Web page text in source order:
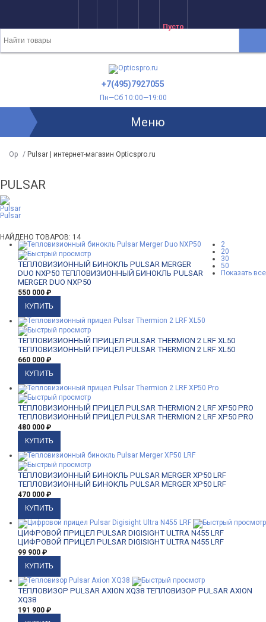
Пусто
+7(495)7927055
Пн—Сб 10:00—19:00
Меню
Op / Pulsar | интернет-магазин Opticspro.ru
PULSAR
Pulsar
Pulsar
НАЙДЕНО ТОВАРОВ: 14
2
20
30
50
Показать все
ТЕПЛОВИЗИОННЫЙ БИНОКЛЬ PULSAR MERGER
DUO NXP50 ТЕПЛОВИЗИОННЫЙ БИНОКЛЬ PULSAR
MERGER DUO NXP50
550 000 ₽
ТЕПЛОВИЗИОННЫЙ ПРИЦЕЛ PULSAR THERMION 2 LRF XL50
ТЕПЛОВИЗИОННЫЙ ПРИЦЕЛ PULSAR THERMION 2 LRF XL50
660 000 ₽
ТЕПЛОВИЗИОННЫЙ ПРИЦЕЛ PULSAR THERMION 2 LRF XP50 PRO
ТЕПЛОВИЗИОННЫЙ ПРИЦЕЛ PULSAR THERMION 2 LRF XP50 PRO
480 000 ₽
ТЕПЛОВИЗИОННЫЙ БИНОКЛЬ PULSAR MERGER XP50 LRF
ТЕПЛОВИЗИОННЫЙ БИНОКЛЬ PULSAR MERGER XP50 LRF
470 000 ₽
ЦИФРОВОЙ ПРИЦЕЛ PULSAR DIGISIGHT ULTRA N455 LRF
ЦИФРОВОЙ ПРИЦЕЛ PULSAR DIGISIGHT ULTRA N455 LRF
99 900 ₽
ТЕПЛОВИЗОР PULSAR AXION XQ38 ТЕПЛОВИЗОР PULSAR AXION
XQ38
191 900 ₽